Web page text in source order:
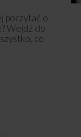
poczytać o
Wejdź do
co